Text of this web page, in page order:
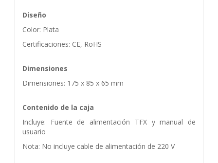
Diseño
Color: Plata
Certificaciones: CE, RoHS
Dimensiones
Dimensiones: 175 x 85 x 65 mm
Contenido de la caja
Incluye: Fuente de alimentación TFX y manual de
usuario
Nota: No incluye cable de alimentación de 220 V